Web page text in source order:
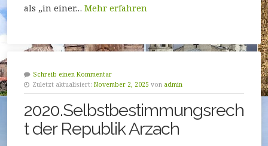
als „in einer… Mehr erfahren
Schreib einen Kommentar
Zuletzt aktualisiert: November 2, 2025 von admin
2020.Selbstbestimmungsrech
t der Republik Arzach